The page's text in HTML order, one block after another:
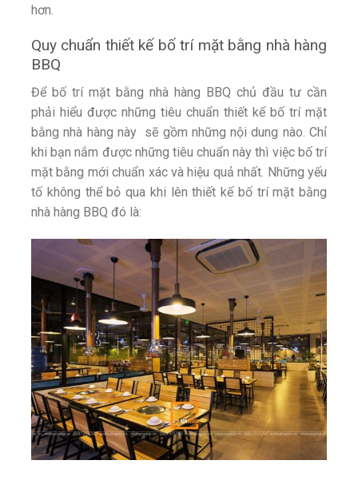
hơn.
Quy chuẩn thiết kế bố trí mặt bằng nhà hàng
BBQ
Để bố trí mặt bằng nhà hàng BBQ chủ đầu tư cần
phải hiểu được những tiêu chuẩn thiết kế bố trí mặt
bằng nhà hàng này sẽ gồm những nội dung nào. Chỉ
khi bạn nắm được những tiêu chuẩn này thì việc bố trí
mặt bằng mới chuẩn xác và hiệu quả nhất. Những yếu
tố không thể bỏ qua khi lên thiết kế bố trí mặt bằng
nhà hàng BBQ đó là: